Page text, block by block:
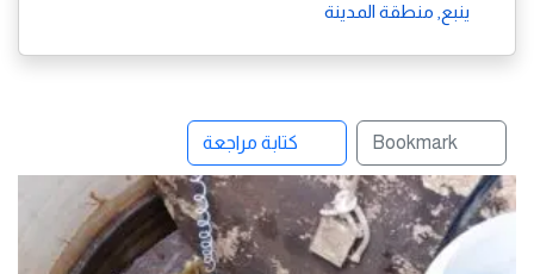
ينبع, منطقة المدينة
Bookmark كتابة مراجعة